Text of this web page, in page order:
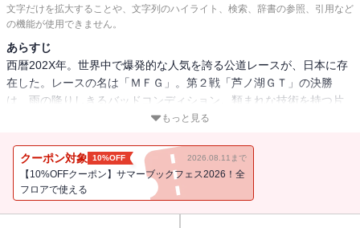
文字だけを拡大することや、文字列のハイライト、検索、辞書の参照、引用など
の機能が使用できません。
あらすじ
西暦202X年。世界中で爆発的な人気を誇る公道レースが、日本に存
在した。レースの名は「ＭＦＧ」。第２戦「芦ノ湖ＧＴ」の決勝
は、雨の降りしきるバッドコンディション。類まれな技術を持つ片
桐夏向は神フィフティーンですら手こずる濡れた路面を攻略し、一
第３戦「ザ・ペニンシュラ真鶴」予選スタート！ ターボ搭載ハチ
ロクでカナタが挑む！！
もっと見る
クーポン対象 10%OFF 2026.08.11まで
【10%OFFクーポン】サマーブックフェス2026！全
フロアで使える